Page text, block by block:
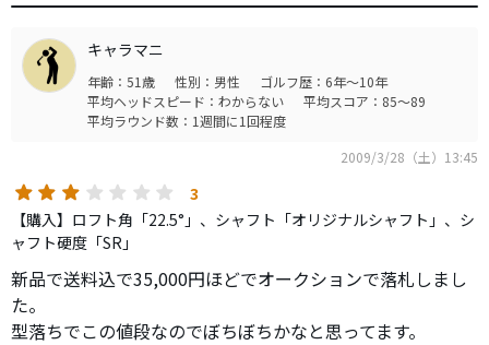
キャラマニ
年齢：51歳 性別：男性
ゴルフ歴：6年～10年
平均ヘッドスピード：わからない
平均スコア：85～89
平均ラウンド数：1週間に1回程度
2009/3/28（土）13:45
3
【購入】ロフト角「22.5°」、シャフト「オリジナルシャフト」、シ
ャフト硬度「SR」
新品で送料込で35,000円ほどでオークションで落札しまし
た。
型落ちでこの値段なのでぼちぼちかなと思ってます。